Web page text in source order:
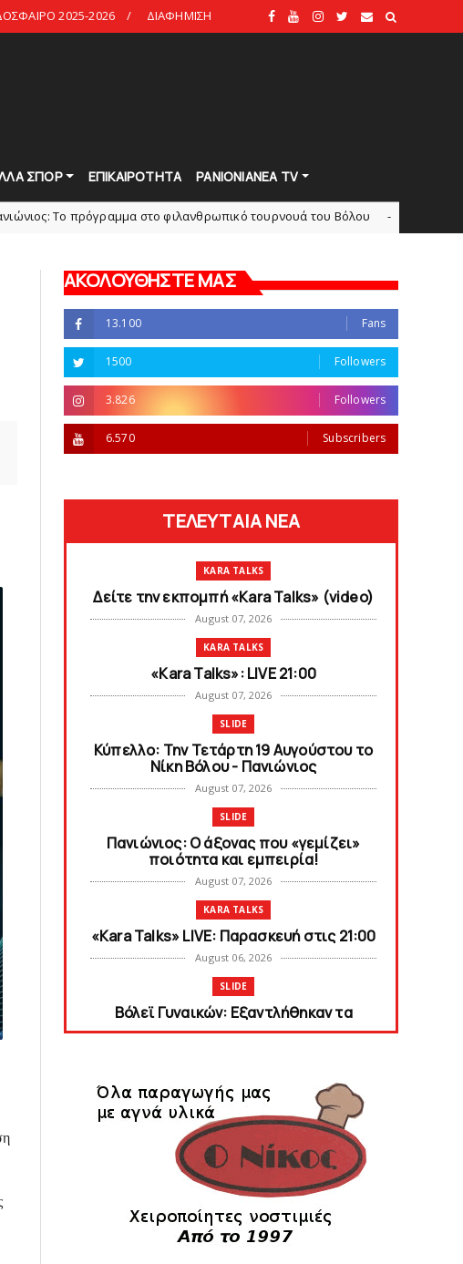
2025-2026 ΔΙΑΦΗΜΙΣΗ
ΣΠΟΡ ΕΠΙΚΑΙΡΟΤΗΤΑ PANIONIANEA TV
πρόγραμμα στο φιλανθρωπικό τουρνουά του Bόλου HEADLINES
ΑΚΟΛΟΥΘΗΣΤΕ ΜΑΣ
13.100 Fans
1500 Followers
3.826 Followers
6.570 Subscribers
ΤΕΛΕΥΤΑΙΑ ΝΕΑ
KARA TALKS
Δείτε την εκπομπή «Kara Talks» (video)
August 07, 2026
KARA TALKS
«Kara Talks»: LIVE 21:00
August 07, 2026
SLIDE
Κύπελλο: Την Τετάρτη 19 Αυγούστου το
Νίκη Βόλου - Πανιώνιος
August 07, 2026
SLIDE
Πανιώνιος: O άξονας που «γεμίζει»
ποιότητα και εμπειρία!
August 07, 2026
KARA TALKS
«Kara Talks» LIVE: Παρασκευή στις 21:00
August 06, 2026
SLIDE
Bόλεϊ Γυναικών: Εξαντλήθηκαν τα
διαρκείας για τη Θύρα 2
Στην AEΛ ο Παπαγεωργίου
August 06, 2026
SLIDE
Πανιώνιoς: Tο πρόγραμμα στο
φιλανθρωπικό τουρνουά του Bόλου
August 06, 2026